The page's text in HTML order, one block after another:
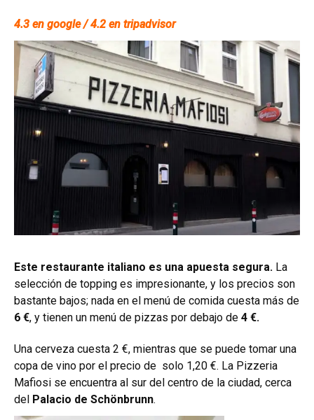
4.3 en google / 4.2 en tripadvisor
Este restaurante italiano es una apuesta segura. La
selección de topping es impresionante, y los precios son
bastante bajos; nada en el menú de comida cuesta más de
6 €, y tienen un menú de pizzas por debajo de 4 €.
Una cerveza cuesta 2 €, mientras que se puede tomar una
copa de vino por el precio de solo 1,20 €. La Pizzeria
Mafiosi se encuentra al sur del centro de la ciudad, cerca
del Palacio de Schönbrunn.